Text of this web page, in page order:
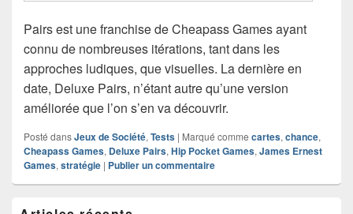
Pairs est une franchise de Cheapass Games ayant
connu de nombreuses itérations, tant dans les
approches ludiques, que visuelles. La dernière en
date, Deluxe Pairs, n’étant autre qu’une version
améliorée que l’on s’en va découvrir.
Posté dansJeux de Société, Tests | Marqué comme cartes, chance,
Cheapass Games, Deluxe Pairs, Hip Pocket Games, James Ernest
Games, stratégie | Publier un commentaire